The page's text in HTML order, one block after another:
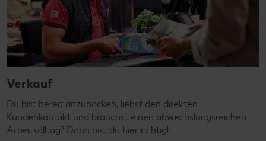
Verkauf
Du bist bereit anzupacken, liebst den direkten
Kundenkontakt und brauchst einen abwechslungsreichen
Arbeitsalltag? Dann bist du hier richtig!